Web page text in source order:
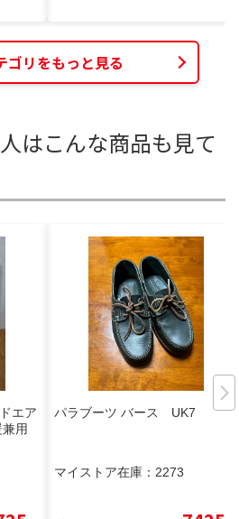
ゴリをもっと見る
はこんな商品も見て
エア
用
パラブーツ バース UK7
マイストア在庫： 2273